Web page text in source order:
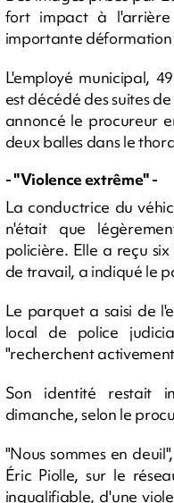
fort impact à
importante déformation
L'employé municipal,
est décédé des suites
annoncé le procureur
deux balles dans le
- "Violence extrême" -
La conductrice du
n'était que
policière. Elle a reçu
de travail, a indiqué le
Le parquet a saisi de
local de police
"recherchent
Son identité restait
dimanche, selon le
"Nous sommes en
Éric Piolle, sur le
inqualifiable, d'une